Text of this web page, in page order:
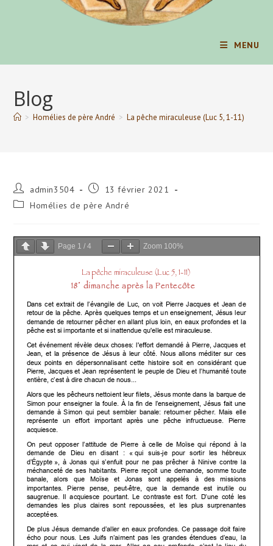
MENU
Blog
> Homélies de père André > La pêche miraculeuse (Luc 5, 1-11)
Auteur/autrice
de
la
admin3504
Publication
13 février 2021
Post Homélies de père André
Page 1 /4 Zoom 100%